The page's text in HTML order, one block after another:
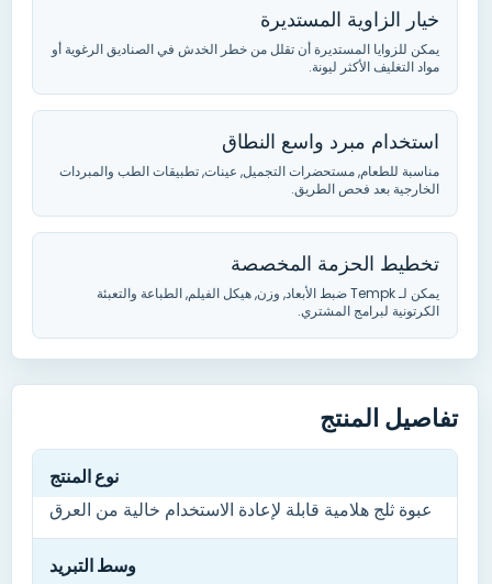
خيار الزاوية المستديرة
يمكن للزوايا المستديرة أن تقلل من خطر الخدش في الصناديق الرغوية أو
مواد التغليف الأكثر ليونة.
استخدام مبرد واسع النطاق
مناسبة للطعام, مستحضرات التجميل, عينات, تطبيقات الطب والمبردات
الخارجية بعد فحص الطريق.
تخطيط الحزمة المخصصة
يمكن لـ Tempk ضبط الأبعاد, وزن, هيكل الفيلم, الطباعة والتعبئة
الكرتونية لبرامج المشتري.
تفاصيل المنتج
نوع المنتج
عبوة ثلج هلامية قابلة لإعادة الاستخدام خالية من العرق
وسط التبريد